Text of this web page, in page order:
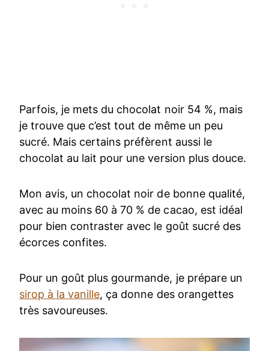
Parfois, je mets du chocolat noir 54 %, mais
je trouve que c’est tout de même un peu
sucré. Mais certains préfèrent aussi le
chocolat au lait pour une version plus douce.
Mon avis, un chocolat noir de bonne qualité,
avec au moins 60 à 70 % de cacao, est idéal
pour bien contraster avec le goût sucré des
écorces confites.
Pour un goût plus gourmande, je prépare un
sirop à la vanille, ça donne des orangettes
très savoureuses.